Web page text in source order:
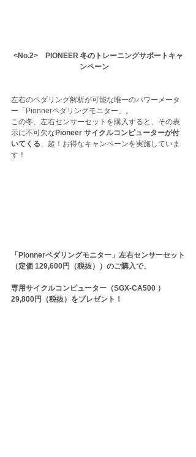
<No.2>　PIONEER 冬のトレーニングサポートキャ
ンペーン
左右のペダリング解析が可能な唯一のパワーメータ
ー「Pionnerペダリングモニター」。
この冬、左右センサーセットを購入すると、その表
示に不可欠な Pioneer サイクルコンピューターが付
いてくる、超！お得なキャンペーンを実施していま
す！
「Pionnerペダリングモニター」左右センサーセット
（定価 129,600円（税抜））のご購入で、
専用サイクルコンピューター（SGX-CA500 ）
29,800円（税抜）をプレゼント！